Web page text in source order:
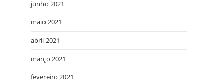
junho 2021
maio 2021
abril 2021
março 2021
fevereiro 2021